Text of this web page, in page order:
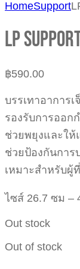
HomeSupport
LP
฿590.00
บรรเทาอาการ
รองรับการออก
ช่วยพยุงและให้
ช่วยป้องกันการ
เหมาะสำหรับผู้
ไซส์ 26.7 ซม –
Out stock
Out of stock